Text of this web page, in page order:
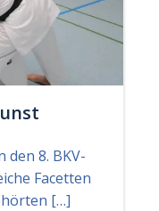
den 8. BKV-
Facetten
[…]